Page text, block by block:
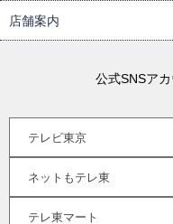
店舗案内
公式SNSアカ
テレビ東京
ネットもテレ東
テレ東マート